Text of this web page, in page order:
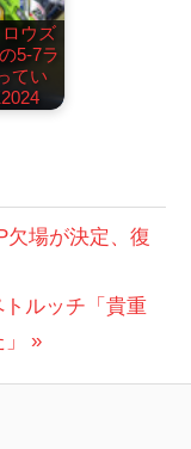
ウズ
5-7ラ
てい
場が決定、復
ルッチ「貴重